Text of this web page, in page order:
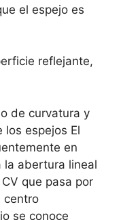
el espejo es
reflejante,
de curvatura y
los espejos El
en
la abertura lineal
que pasa por
centro
se conoce